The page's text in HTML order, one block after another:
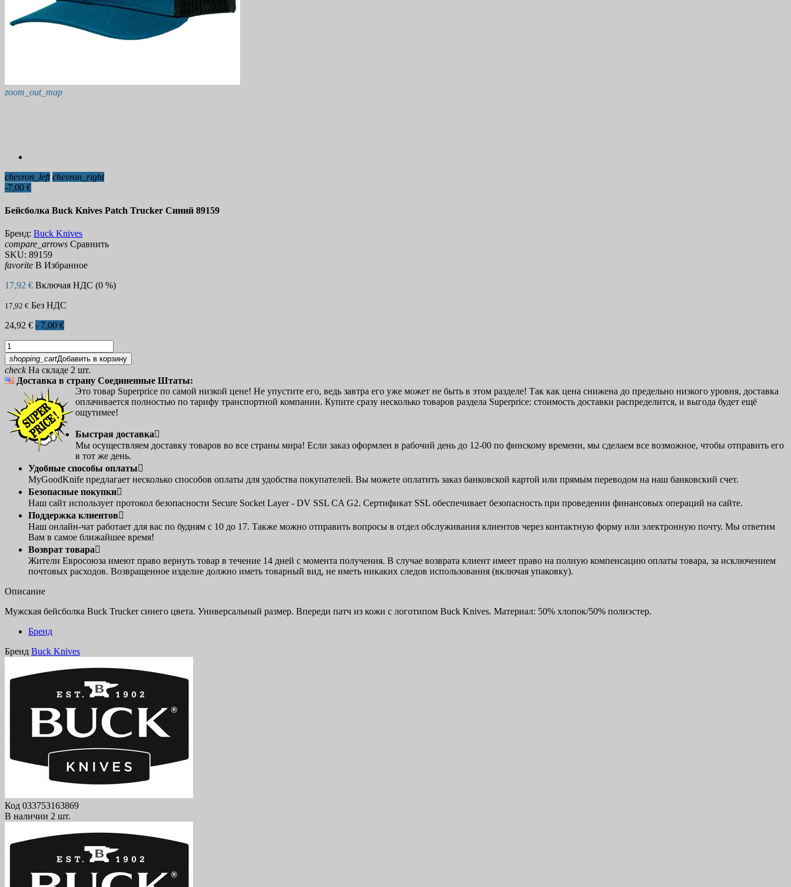
zoom_out_map
chevron_left chevron_right
-7,00 €
Бейсболка Buck Knives Patch Trucker Синий 89159
Бренд: Buck Knives
compare_arrows Сравнить
SKU: 89159
favorite В Избранное
17,92 € Включая НДС (0 %)
17,92 € Без НДС
24,92 € - 7,00 €
shopping_cartДобавить в корзину
checkНа складе 2 шт.
Доставка в страну Соединенные Штаты:
Это товар Superprice по самой низкой цене! Не упустите его, ведь завтра его уже может не быть в этом разделе! Так как цена снижена до предельно низкого уровня, доставка
оплачивается полностью по тарифу транспортной компании. Купите сразу несколько товаров раздела Superprice: стоимость доставки распределится, и выгода будет ещё
ощутимее!
Быстрая доставка
Мы осуществляем доставку товаров во все страны мира! Если заказ оформлен в рабочий день до 12-00 по финскому времени, мы сделаем все возможное, чтобы отправить его
в тот же день.
Удобные способы оплаты
MyGoodKnife предлагает несколько способов оплаты для удобства покупателей. Вы можете оплатить заказ банковской картой или прямым переводом на наш банковский счет.
Безопасные покупки
Наш сайт использует протокол безопасности Secure Socket Layer - DV SSL CA G2. Сертификат SSL обеспечивает безопасность при проведении финансовых операций на сайте.
Поддержка клиентов
Наш онлайн-чат работает для вас по будням с 10 до 17. Также можно отправить вопросы в отдел обслуживания клиентов через контактную форму или электронную почту. Мы ответим
Вам в самое ближайшее время!
Возврат товара
Жители Евросоюза имеют право вернуть товар в течение 14 дней с момента получения. В случае возврата клиент имеет право на полную компенсацию оплаты товара, за исключением
почтовых расходов. Возвращенное изделие должно иметь товарный вид, не иметь никаких следов использования (включая упаковку).
Описание
Мужская бейсболка Buck Trucker синего цвета. Универсальный размер. Впереди патч из кожи с логотипом Buck Knives. Материал: 50% хлопок/50% полиэстер.
Бренд
Бренд Buck Knives
Код 033753163869
В наличии 2 шт.